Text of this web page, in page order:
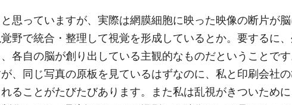
思っていますが、実際は網膜細胞に映った映像の断片が
野で統合・整理して視覚を形成しているとか。要するに
各自の脳が創り出している主観的なものだということで
、同じ写真の原板を見ているはずなのに、私と印刷会社
ることがたびたびあります。また私は乱視がきついため